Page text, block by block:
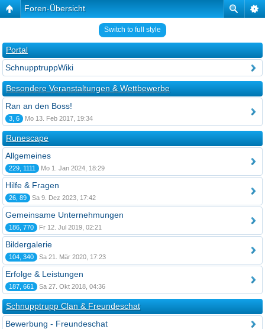
Foren-Übersicht
Switch to full style
Portal
SchnupptruppWiki
Besondere Veranstaltungen & Wettbewerbe
Ran an den Boss!
3, 6 Mo 13. Feb 2017, 19:34
Runescape
Allgemeines
229, 1111 Mo 1. Jan 2024, 18:29
Hilfe & Fragen
26, 89 Sa 9. Dez 2023, 17:42
Gemeinsame Unternehmungen
186, 770 Fr 12. Jul 2019, 02:21
Bildergalerie
104, 340 Sa 21. Mär 2020, 17:23
Erfolge & Leistungen
187, 661 Sa 27. Okt 2018, 04:36
Schnupptrupp Clan & Freundeschat
Bewerbung - Freundeschat